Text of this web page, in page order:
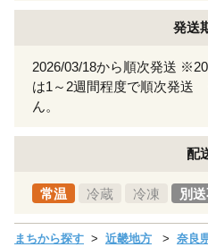
発送
2026/03/18から順次発送
は1～2週間程度で順次発
ん。
配
常温 冷蔵 冷凍 別
まちから探す 近畿地方
奈良